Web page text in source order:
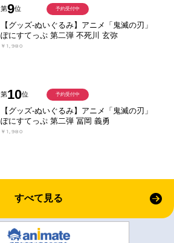
第9位
【グッズ-ぬいぐるみ】アニメ「鬼滅の刃」
ぽにすてっぷ 第二弾 不死川 玄弥
￥1,980
予約受付中
第10位
【グッズ-ぬいぐるみ】アニメ「鬼滅の刃」
ぽにすてっぷ 第二弾 冨岡 義勇
￥1,980
予約受付中
すべて見る